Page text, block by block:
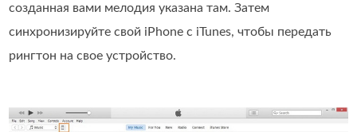
созданная вами мелодия указана там. Затем
синхронизируйте свой iPhone с iTunes, чтобы передать
рингтон на свое устройство.